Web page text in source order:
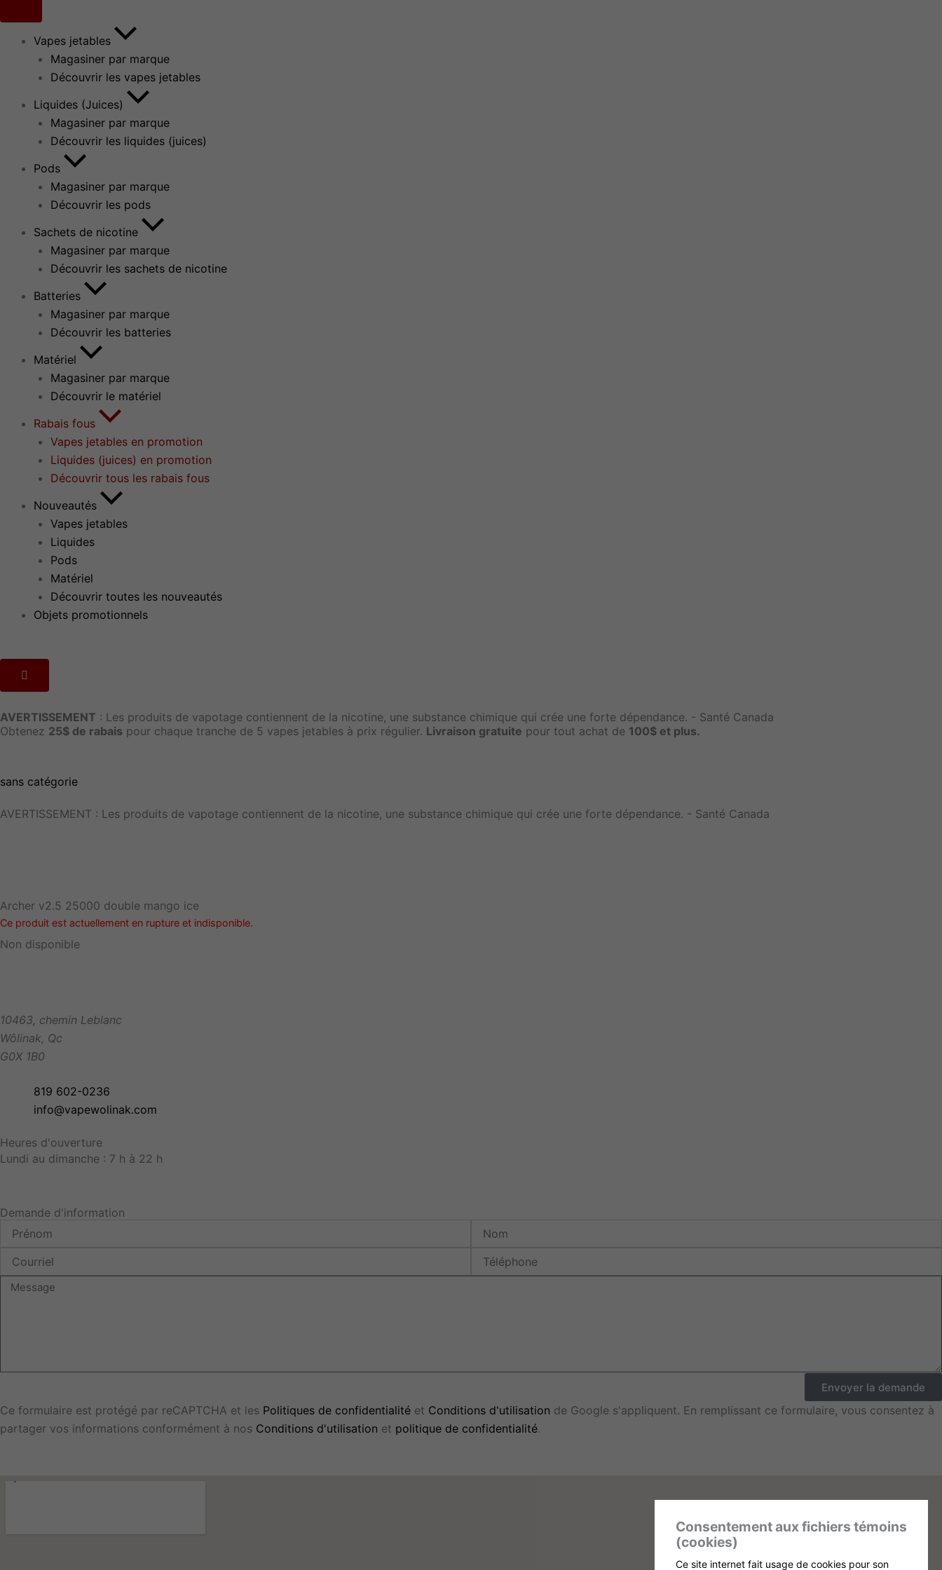
Vapes jetables
Magasiner par marque
Découvrir les vapes jetables
Liquides (Juices)
Magasiner par marque
Découvrir les liquides (juices)
Pods
Magasiner par marque
Découvrir les pods
Sachets de nicotine
Magasiner par marque
Découvrir les sachets de nicotine
Batteries
Magasiner par marque
Découvrir les batteries
Matériel
Magasiner par marque
Découvrir le matériel
Rabais fous
Vapes jetables en promotion
Liquides (juices) en promotion
Découvrir tous les rabais fous
Nouveautés
Vapes jetables
Liquides
Pods
Matériel
Découvrir toutes les nouveautés
Objets promotionnels
AVERTISSEMENT : Les produits de vapotage contiennent de la nicotine, une substance chimique qui crée une forte dépendance. - Santé Canada
Obtenez 25$ de rabais pour chaque tranche de 5 vapes jetables à prix régulier. Livraison gratuite pour tout achat de 100$ et plus.
sans catégorie
AVERTISSEMENT : Les produits de vapotage contiennent de la nicotine, une substance chimique qui crée une forte dépendance. - Santé Canada
Archer v2.5 25000 double mango ice
Ce produit est actuellement en rupture et indisponible.
Non disponible
10463, chemin Leblanc
Wôlinak, Qc
G0X 1B0
819 602-0236
info@vapewolinak.com
Heures d'ouverture
Lundi au dimanche : 7 h à 22 h
Demande d'information
Message
Envoyer la demande
Ce formulaire est protégé par reCAPTCHA et les Politiques de confidentialité et Conditions d'utilisation de Google s'appliquent. En remplissant ce formulaire, vous consentez à
partager vos informations conformément à nos Conditions d'utilisation et politique de confidentialité.
Consentement aux fichiers témoins
(cookies)
Ce site internet fait usage de cookies pour son